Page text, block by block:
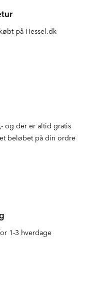
på Hessel.dk
og der er altid gratis
beløbet på din ordre
1-3 hverdage